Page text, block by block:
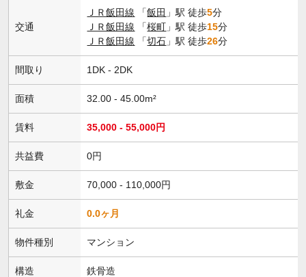
交通
ＪＲ飯田線 「飯田 」駅 徒歩5分
ＪＲ飯田線 「桜町 」駅 徒歩15分
ＪＲ飯田線 「切石 」駅 徒歩26分
間取り 1DK - 2DK
面積 32.00 - 45.00m²
賃料 35,000 - 55,000円
共益費 0円
敷金 70,000 - 110,000円
礼金 0.0ヶ月
物件種別 マンション
構造 鉄骨造